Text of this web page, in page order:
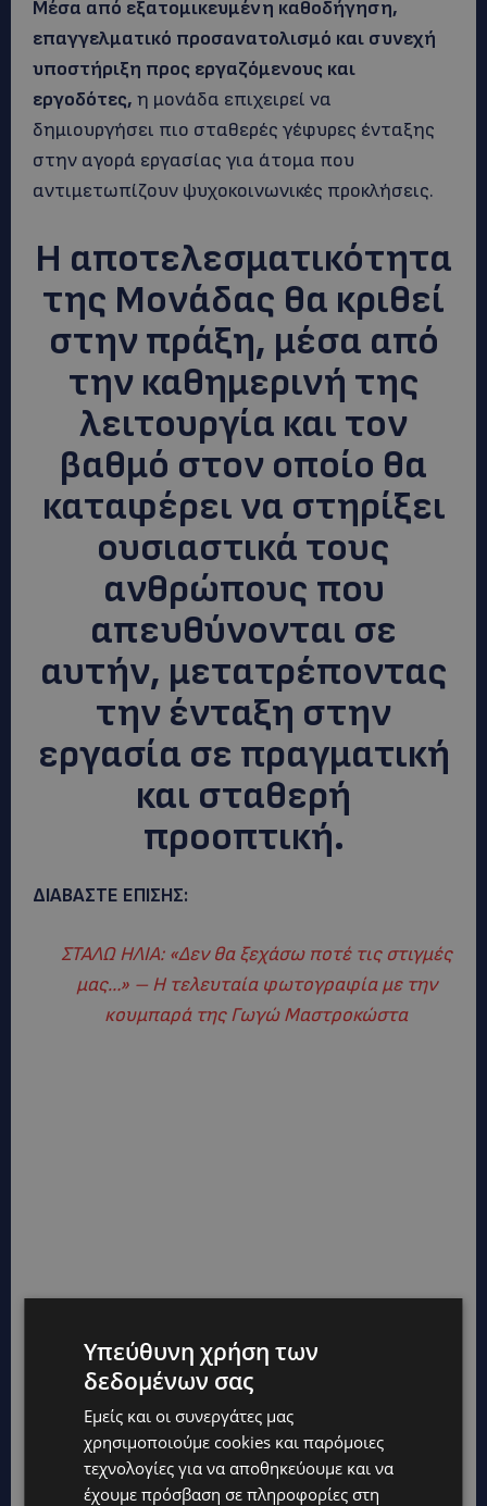
Μέσα από εξατομικευμένη καθοδήγηση,
επαγγελματικό προσανατολισμό και συνεχή
υποστήριξη προς εργαζόμενους και
εργοδότες, η μονάδα επιχειρεί να
δημιουργήσει πιο σταθερές γέφυρες ένταξης
στην αγορά εργασίας για άτομα που
αντιμετωπίζουν ψυχοκοινωνικές προκλήσεις.
Η αποτελεσματικότητα
της Μονάδας θα κριθεί
στην πράξη, μέσα από
την καθημερινή της
λειτουργία και τον
βαθμό στον οποίο θα
καταφέρει να στηρίξει
ουσιαστικά τους
ανθρώπους που
απευθύνονται σε
αυτήν, μετατρέποντας
την ένταξη στην
εργασία σε πραγματική
και σταθερή
προοπτική.
ΔΙΑΒΑΣΤΕ ΕΠΙΣΗΣ:
ΣΤΑΛΩ ΗΛΙΑ: «Δεν θα ξεχάσω ποτέ τις στιγμές
μας…» – Η τελευταία φωτογραφία με την
κουμπαρά της Γωγώ Μαστροκώστα
@LARNAKA @PAFOS CYPRUS
ΕΠΙΚΑΙΡΌΤΗΤΑ
Υπεύθυνη χρήση των
δεδομένων σας
Εμείς και οι συνεργάτες μας
χρησιμοποιούμε cookies και παρόμοιες
τεχνολογίες για να αποθηκεύουμε και να
έχουμε πρόσβαση σε πληροφορίες στη